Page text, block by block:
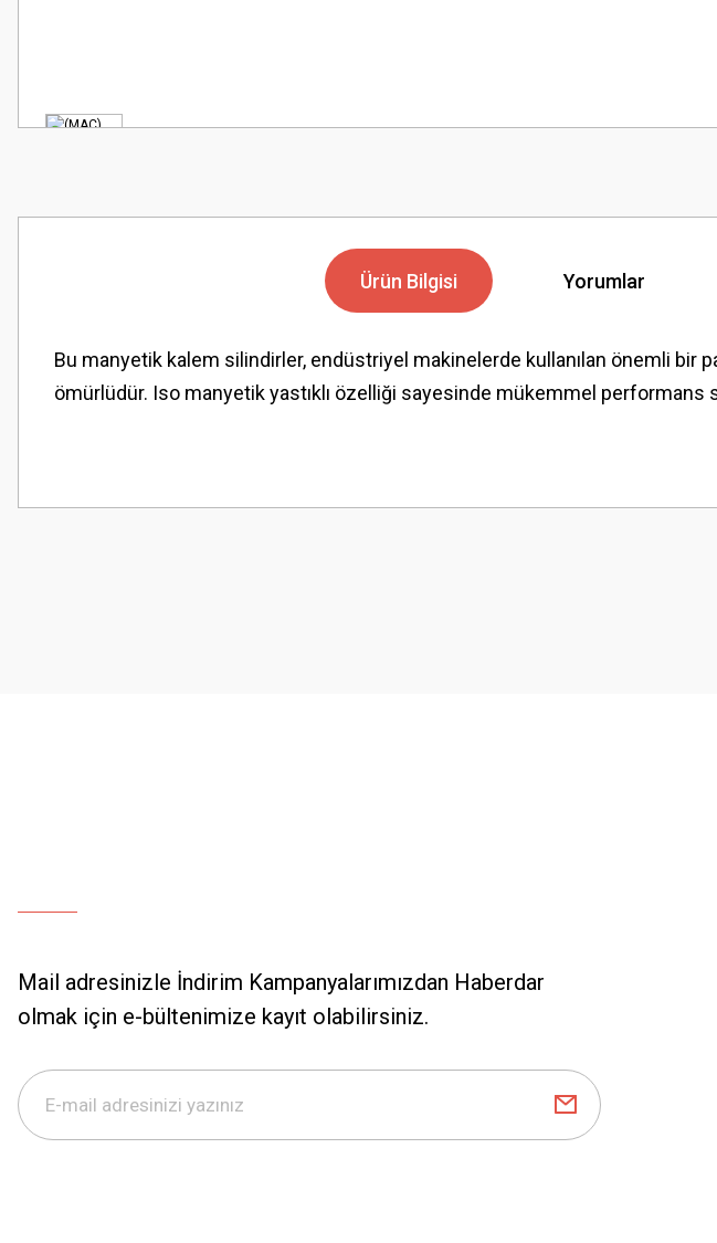
Ürün Bilgisi Yorumlar
Bu manyetik kalem silindirler, endüstriyel makinelerde kullanılan önemli bir
ömürlüdür. Iso manyetik yastıklı özelliği sayesinde mükemmel performans
Görüş ve önerileriniz için teşekkür ederiz.
Mail adresinizle İndirim Kampanyalarımızdan Haberdar
olmak için e-bültenimize kayıt olabilirsiniz.